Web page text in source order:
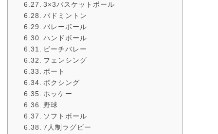
3×3バスケットボール
バドミントン
バレーボール
ハンドボール
ビーチバレー
フェンシング
ボート
ボクシング
ホッケー
野球
ソフトボール
7人制ラグビー